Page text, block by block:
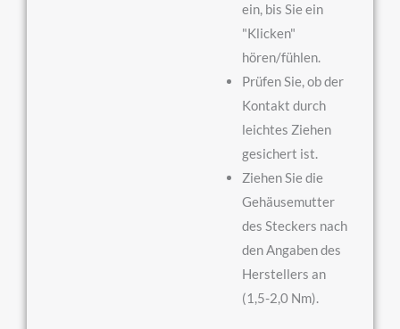
ein, bis Sie ein
"Klicken"
hören/fühlen.
Prüfen Sie, ob der
Kontakt durch
leichtes Ziehen
gesichert ist.
Ziehen Sie die
Gehäusemutter
des Steckers nach
den Angaben des
Herstellers an
(1,5-2,0 Nm).